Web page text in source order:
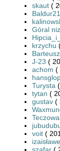
skaut (
Góral
krzychu
Barteusz
J-23 (
achom (
Turysta
tytan (
gustav (
voit (
szafar (